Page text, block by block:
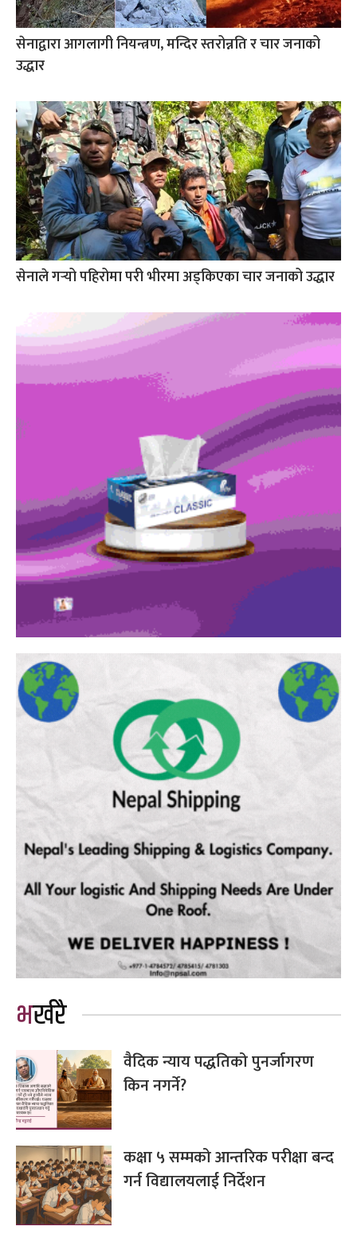
सेनाद्वारा आगलागी नियन्त्रण, मन्दिर स्तरोन्नति र चार जनाको
उद्धार
सेनाले गर्‍यो पहिरोमा परी भीरमा अड्किएका चार जनाको उद्धार
भर्खरै
वैदिक न्याय पद्धतिको पुनर्जागरण
किन नगर्ने?
कक्षा ५ सम्मको आन्तरिक परीक्षा बन्द
गर्न विद्यालयलाई निर्देशन